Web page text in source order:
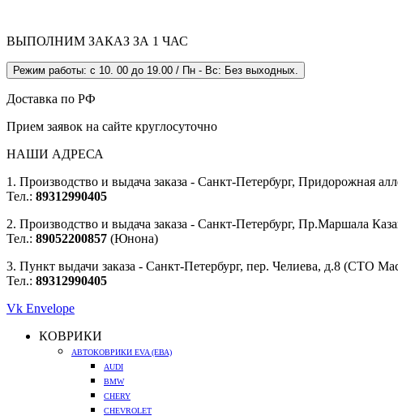
ВЫПОЛНИМ ЗАКАЗ ЗА 1 ЧАС
Режим работы: с 10. 00 до 19.00 / Пн - Вс: Без выходных.
Доставка по РФ
Прием заявок на сайте круглосуточно
НАШИ АДРЕСА
1. Производство и выдача заказа - Санкт-Петербург, Придорожная
Тел.: 89312990405
2. Производство и выдача заказа - Санкт-Петербург, Пр.Маршала
Тел.: 89052200857 (Юнона)
3. Пункт выдачи заказа - Санкт-Петербург, пер. Челиева, д.8 (СТО
Тел.: 89312990405
Vk Envelope
КОВРИКИ
АВТОКОВРИКИ EVA (ЕВА)
AUDI
BMW
CHERY
CHEVROLET